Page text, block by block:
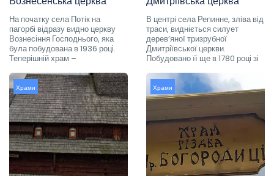
На початку села Потік на
пагорбі відразу видно церкву
Вознесіння Господнього, яка
була побудована в 1936 році.
Теперішній храм –
В центрі села Репинне, зліва від
траси, видніється силует
дерев’яної тризрубної
Дмитріївської церкви.
Побудовано її ще в 1780 році зі
Храми Храми